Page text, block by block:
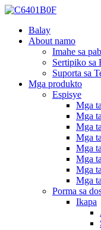
Balay
About namo
Imahe sa
Sertipiko sa
Suporta sa
Mga produkto
Espisye
Mga
Mga
Mga
Mga
Mga
Mga
Mga
Mga
Porma sa
Ikapa